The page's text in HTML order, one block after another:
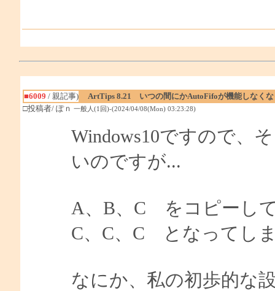
■6009 / 親記事)
ArtTips 8.21 いつの間にかAutoFifoが機能しなく
□投稿者/ ぽｎ 一般人(1回)-(2024/04/08(Mon) 03:23:28)
Windows10ですので、
いのですが...
A、B、C をコピーし
C、C、C となってし
なにか、私の初歩的な